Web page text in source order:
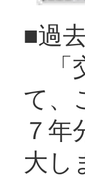
■過
「
て、
７
大